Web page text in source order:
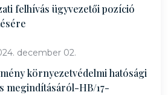
felhívás ügyvezetői pozíció
december 02.
környezetvédelmi hatósági
megindításáról-HB/17-